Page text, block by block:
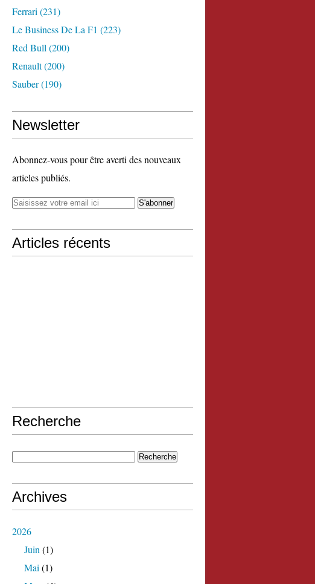
Ferrari (231)
Le Business De La F1 (223)
Red Bull (200)
Renault(200)
Sauber(190)
Newsletter
Abonnez-vous pour être averti des nouveaux
articles publiés.
Articles récents
Recherche
Archives
2026
Juin (1)
Mai (1)